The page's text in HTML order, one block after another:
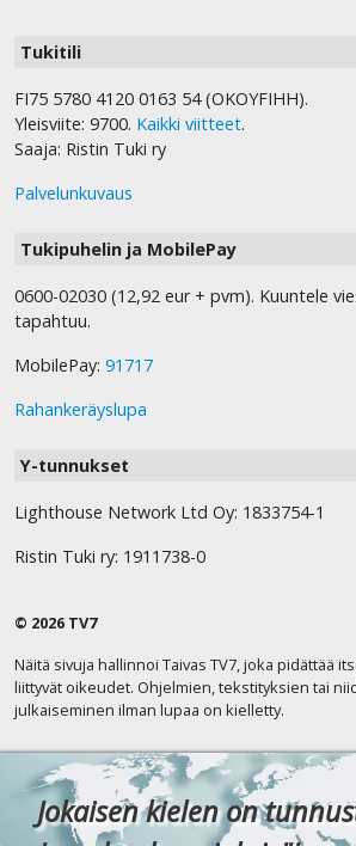
Tukitili
FI75 5780 4120 0163 54 (OKOYFIHH).
Yleisviite: 9700. Kaikki viitteet.
Saaja: Ristin Tuki ry
Palvelunkuvaus
Tukipuhelin ja MobilePay
0600-02030 (12,92 eur + pvm). Kuuntele
tapahtuu.
MobilePay: 91717
Rahankeräyslupa
Y-tunnukset
Lighthouse Network Ltd Oy: 1833754-1
Ristin Tuki ry: 1911738-0
© 2026 TV7
Näitä sivuja hallinnoi Taivas TV7, joka pidättää
liittyvät oikeudet. Ohjelmien, tekstityksien tai
julkaiseminen ilman lupaa on kielletty.
Jokaisen kielen on